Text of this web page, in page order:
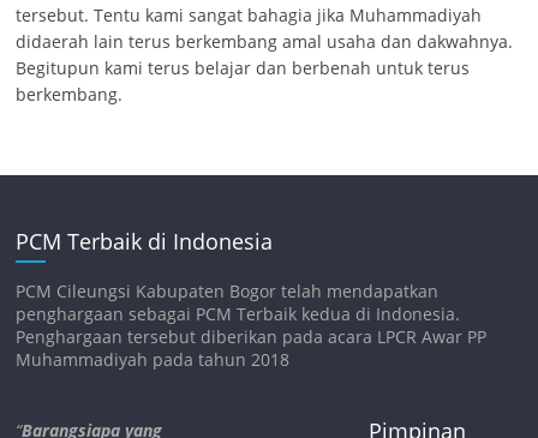
tersebut. Tentu kami sangat bahagia jika Muhammadiyah
didaerah lain terus berkembang amal usaha dan dakwahnya.
Begitupun kami terus belajar dan berbenah untuk terus
berkembang.
PCM Terbaik di Indonesia
PCM Cileungsi Kabupaten Bogor telah mendapatkan
penghargaan sebagai PCM Terbaik kedua di Indonesia.
Penghargaan tersebut diberikan pada acara LPCR Awar PP
Muhammadiyah pada tahun 2018
“Barangsiapa yang Pimpinan